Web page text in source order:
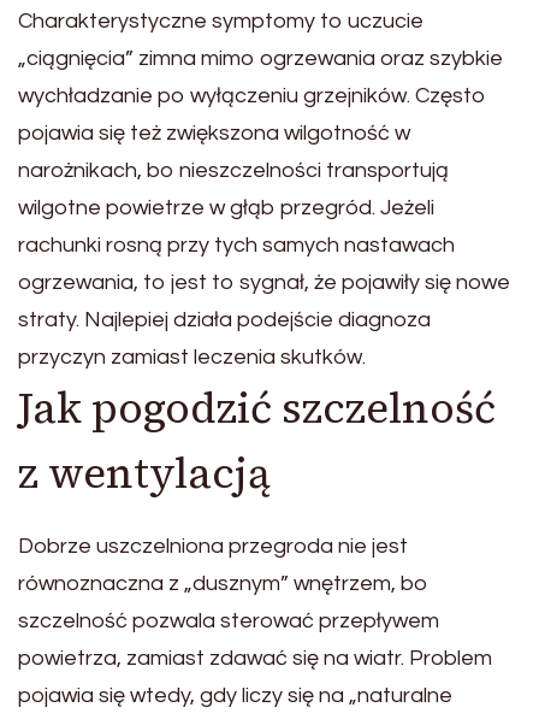
Charakterystyczne symptomy to uczucie
„ciągnięcia” zimna mimo ogrzewania oraz szybkie
wychładzanie po wyłączeniu grzejników. Często
pojawia się też zwiększona wilgotność w
narożnikach, bo nieszczelności transportują
wilgotne powietrze w głąb przegród. Jeżeli
rachunki rosną przy tych samych nastawach
ogrzewania, to jest to sygnał, że pojawiły się nowe
straty. Najlepiej działa podejście diagnoza
przyczyn zamiast leczenia skutków.
Jak pogodzić szczelność
z wentylacją
Dobrze uszczelniona przegroda nie jest
równoznaczna z „dusznym” wnętrzem, bo
szczelność pozwala sterować przepływem
powietrza, zamiast zdawać się na wiatr. Problem
pojawia się wtedy, gdy liczy się na „naturalne